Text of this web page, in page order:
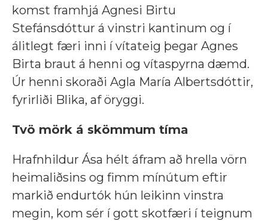
komst framhjá Agnesi Birtu
Stefánsdóttur á vinstri kantinum og í
álitlegt færi inni í vítateig þegar Agnes
Birta braut á henni og vítaspyrna dæmd.
Úr henni skoraði Agla María Albertsdóttir,
fyrirliði Blika, af öryggi.
Tvö mörk á skömmum tíma
Hrafnhildur Ása hélt áfram að hrella vörn
heimaliðsins og fimm mínútum eftir
markið endurtók hún leikinn vinstra
megin, kom sér í gott skotfæri í teignum